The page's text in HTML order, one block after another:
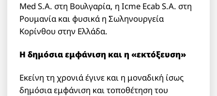
Med S.A. στη Βουλγαρία, η Icme Ecab S.A. στη
Ρουμανία και φυσικά η Σωληνουργεία
Κορίνθου στην Ελλάδα.
Η δημόσια εμφάνιση και η «εκτόξευση»
Εκείνη τη χρονιά έγινε και η μοναδική ίσως
δημόσια εμφάνιση και τοποθέτηση του